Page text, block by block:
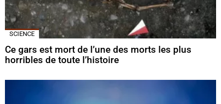
SCIENCE
Ce gars est mort de l’une des morts les plus
horribles de toute l’histoire